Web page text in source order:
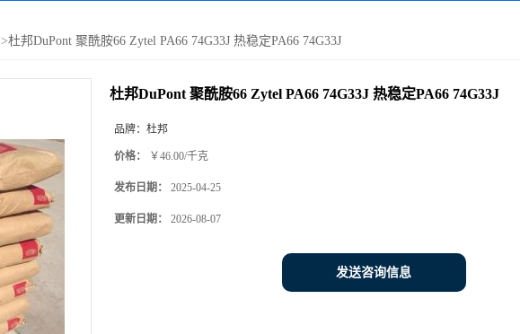
>杜邦DuPont 聚酰胺66 Zytel PA66 74G33J 热稳定PA66 74G33J
杜邦DuPont 聚酰胺66 Zytel PA66 74G33J 热稳定PA66 74G33J
品牌： 杜邦
价格： ￥46.00/千克
发布日期： 2025-04-25
更新日期： 2026-08-07
发送咨询信息